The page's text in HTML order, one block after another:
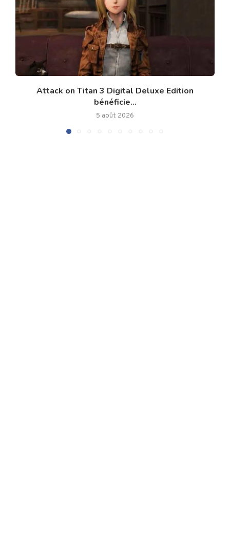
Attack on Titan 3 Digital Deluxe Edition
bénéficie...
5 août 2026